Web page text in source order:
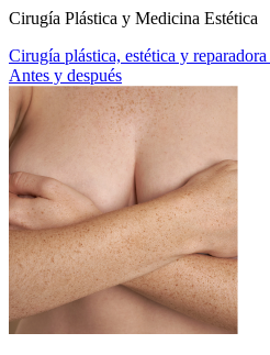
Cirugía Plástica y Medicina Estética
Cirugía plástica, estética y reparadora
Antes y después